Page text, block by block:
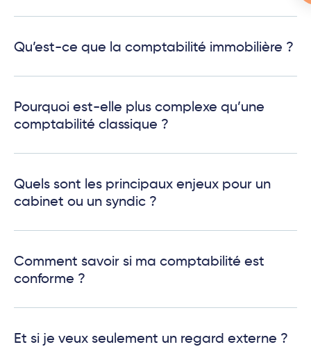
Qu’est-ce que la comptabilité immobilière ?
Pourquoi est-elle plus complexe qu’une
comptabilité classique ?
Quels sont les principaux enjeux pour un
cabinet ou un syndic ?
Comment savoir si ma comptabilité est
conforme ?
Et si je veux seulement un regard externe ?